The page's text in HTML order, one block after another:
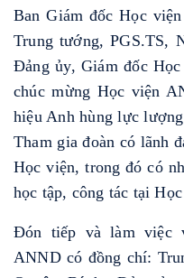
Ban Giám đốc Học
Trung tướng, PGS.TS,
Đảng ủy, Giám đốc
chúc mừng Học viện
hiệu Anh hùng lực
Tham gia đoàn có lãnh
Học viện, trong đó có
học tập, công tác tại
Đón tiếp và làm việc
ANND có đồng chí: